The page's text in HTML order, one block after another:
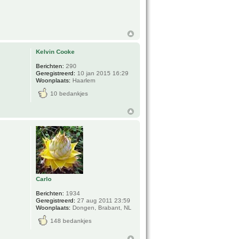
Kelvin Cooke
Berichten: 290
Geregistreerd: 10 jan 2015 16:29
Woonplaats: Haarlem
10 bedankjes
Carlo
Berichten: 1934
Geregistreerd: 27 aug 2011 23:59
Woonplaats: Dongen, Brabant, NL
148 bedankjes